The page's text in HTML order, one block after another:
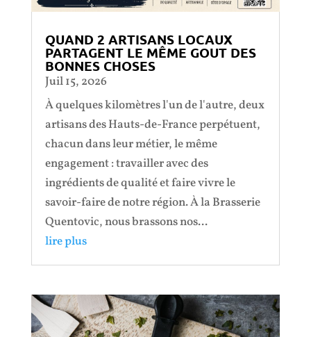
QUAND 2 ARTISANS LOCAUX
PARTAGENT LE MÊME GOUT DES
BONNES CHOSES
Juil 15, 2026
À quelques kilomètres l'un de l'autre, deux
artisans des Hauts-de-France perpétuent,
chacun dans leur métier, le même
engagement : travailler avec des
ingrédients de qualité et faire vivre le
savoir-faire de notre région. À la Brasserie
Quentovic, nous brassons nos...
lire plus